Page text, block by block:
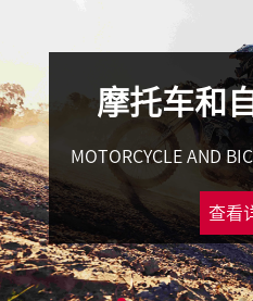
摩托车和
MOTORCYCLE AND
查看